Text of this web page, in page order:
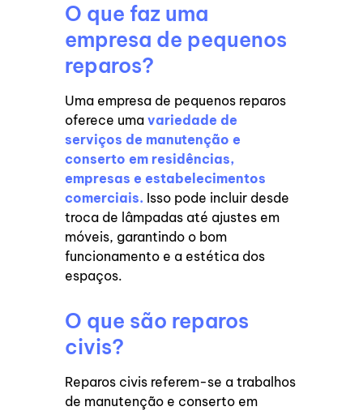
O que faz uma
empresa de pequenos
reparos?
Uma empresa de pequenos reparos
oferece umavariedade de
serviços de manutenção e
conserto em residências,
empresas e estabelecimentos
comerciais. Isso pode incluir desde
troca de lâmpadas até ajustes em
móveis, garantindo o bom
funcionamento e a estética dos
espaços.
O que são reparos
civis?
Reparos civis referem-se a trabalhos
de manutenção e conserto em